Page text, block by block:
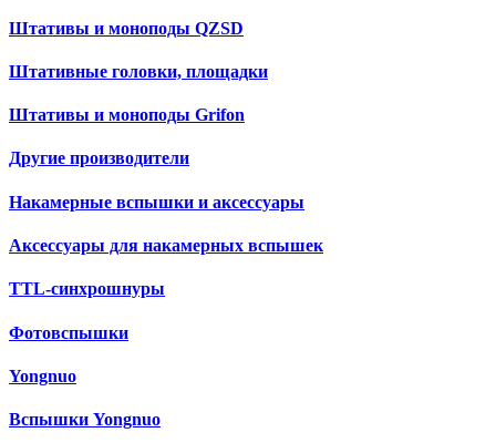
Штативы и моноподы QZSD
Штативные головки, площадки
Штативы и моноподы Grifon
Другие производители
Накамерные вспышки и аксессуары
Аксессуары для накамерных вспышек
TTL-синхрошнуры
Фотовспышки
Yongnuo
Вспышки Yongnuo